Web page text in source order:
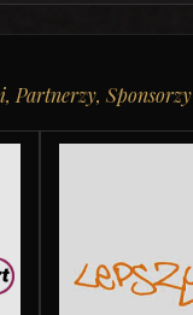
Partnerzy, Sponsorzy